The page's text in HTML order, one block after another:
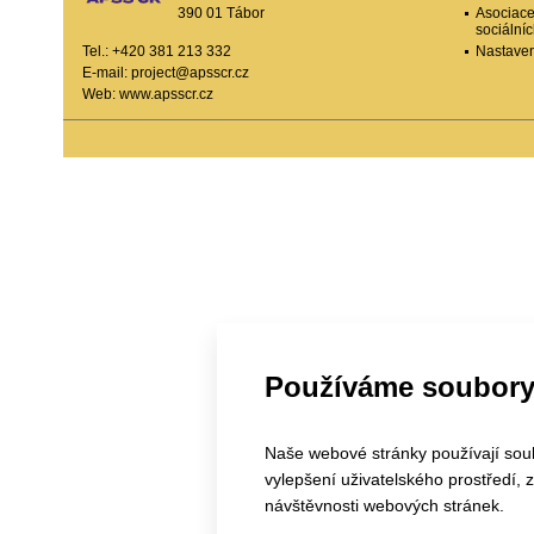
Používáme
Naše webové stránky používají
vylepšení uživatelského prostředí,
návštěvnosti webových stránek.
390 01 Tábor
Tel.: +420 381 213 332
E-mail: project@apsscr.cz
Web: www.apsscr.cz